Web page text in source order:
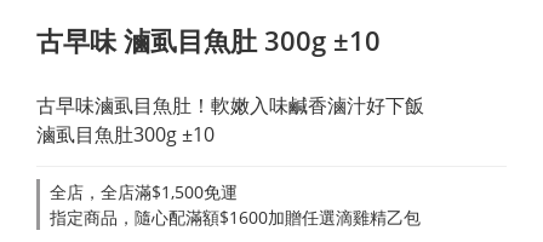
古早味 滷虱目魚肚 300g ±10
古早味滷虱目魚肚！軟嫩入味鹹香滷汁好下飯
滷虱目魚肚300g ±10
全店，全店滿$1,500免運
指定商品，隨心配滿額$1600加贈任選滴雞精乙包